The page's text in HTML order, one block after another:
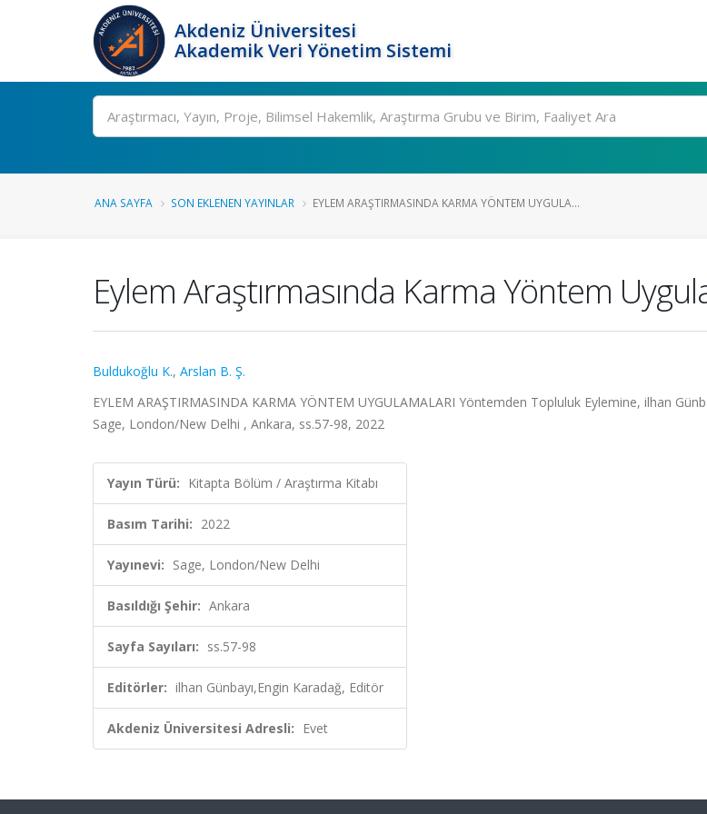
Akdeniz Üniversitesi
Akademik Veri Yönetim Sistemi
Ara
ANA SAYFA SON EKLENEN YAYINLAR EYLEM ARAŞTIRMASINDA KARMA YÖNTEM UYGULA...
Eylem Araştırmasında Karma Yöntem
Buldukoğlu K., Arslan B. Ş.
EYLEM ARAŞTIRMASINDA KARMA YÖNTEM UYGULAMALARI Yöntemden Topluluk Eylemine, ilhan
Sage, London/New Delhi , Ankara, ss.57-98, 2022
Yayın Türü: Kitapta Bölüm / Araştırma Kitabı
Basım Tarihi: 2022
Yayınevi: Sage, London/New Delhi
Basıldığı Şehir: Ankara
Sayfa Sayıları: ss.57-98
Editörler: ilhan Günbayı,Engin Karadağ, Editör
Akdeniz Üniversitesi Adresli: Evet